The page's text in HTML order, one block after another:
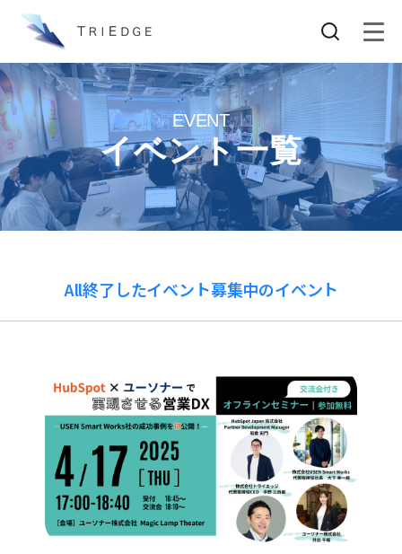
EVENT
イベント一覧
All終了したイベント募集中のイベント